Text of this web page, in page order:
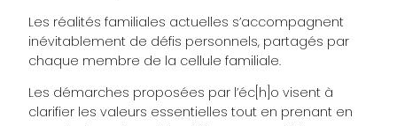
Les réalités familiales actuelles s’accompagnent
inévitablement de défis personnels, partagés par
chaque membre de la cellule familiale.
Les démarches proposées par l’éc[h]o visent à
clarifier les valeurs essentielles tout en prenant en